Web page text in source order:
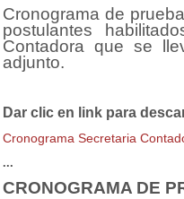
Cronograma de
postulantes
Contadora que se
adjunto.
Dar clic en link para
Cronograma Secretaria
...
CRONOGRAMA DE